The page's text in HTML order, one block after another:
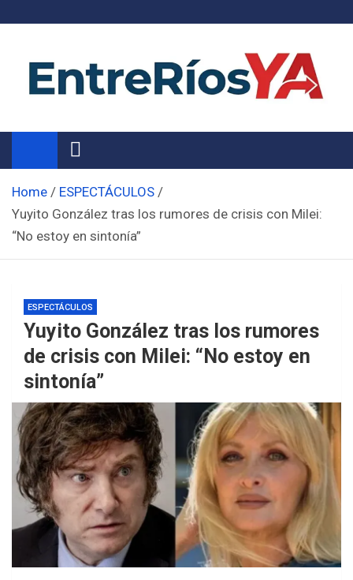
Noticias de Entre Ríos
Información de toda la provincia ahora
Home
ESPECTÁCULOS
Yuyito González tras los rumores de crisis con Milei:
“No estoy en sintonía”
ESPECTÁCULOS
Yuyito González tras los rumores
de crisis con Milei: “No estoy en
sintonía”